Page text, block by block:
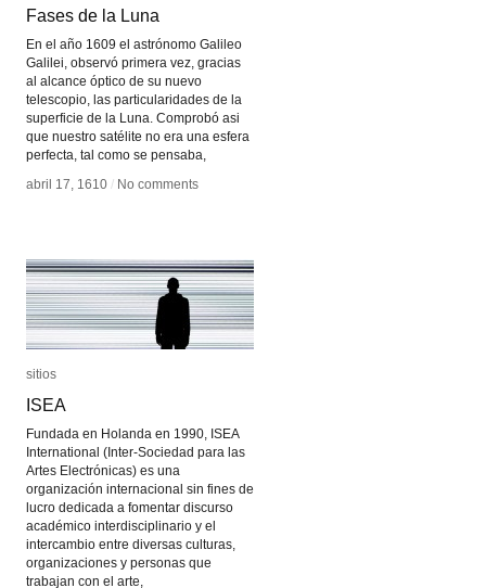
Fases de la Luna
En el año 1609 el astrónomo Galileo
Galilei, observó primera vez, gracias
al alcance óptico de su nuevo
telescopio, las particularidades de la
superficie de la Luna. Comprobó asi
que nuestro satélite no era una esfera
perfecta, tal como se pensaba,
abril 17, 1610 / No comments
Fases de la Luna
abril 17, 1610 / No comments
sitios
ISEA
Fundada en Holanda en 1990, ISEA
International (Inter-Sociedad para las
Artes Electrónicas) es una
organización internacional sin fines de
lucro dedicada a fomentar discurso
académico interdisciplinario y el
intercambio entre diversas culturas,
organizaciones y personas que
trabajan con el arte,
sitios
ISEA